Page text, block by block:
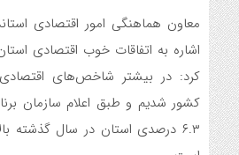
معاون هماهنگی امور اقتصادی
اشاره به اتفاقات خوب اقتصادی
کرد: در بیشتر شاخص‌های
کشور شدیم و طبق اعلام سازمان
۶.۳ درصدی استان در سال گذشته